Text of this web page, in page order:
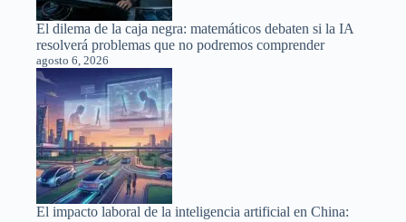
El dilema de la caja negra: matemáticos debaten si la IA
resolverá problemas que no podremos comprender
agosto 6, 2026
El impacto laboral de la inteligencia artificial en China: